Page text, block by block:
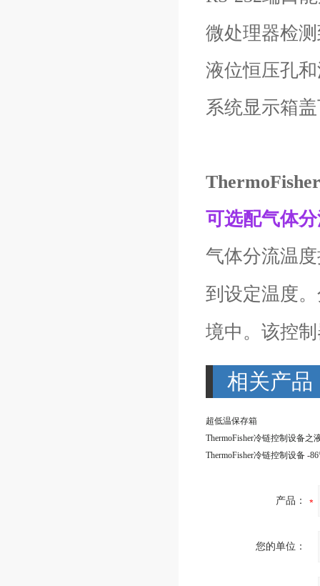
微处理器检
液位恒压孔
系统显示箱
可选配气体
气体分流温
到设定温度
境中。该控
相关产品
超低温保存箱
产品：
您的单位：